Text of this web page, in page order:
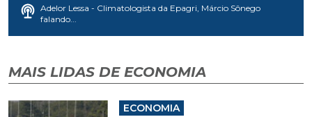
Adelor Lessa - Climatologista da Epagri, Márcio Sônego
falando...
MAIS LIDAS DE ECONOMIA
ECONOMIA